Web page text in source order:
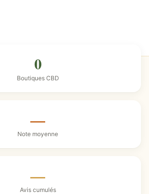
0
Boutiques CBD
—
Note moyenne
—
Avis cumulés